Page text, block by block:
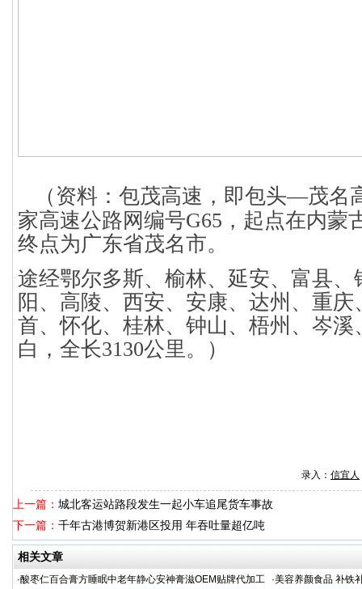
（资料： 包茂高速，即包头—茂名
家高速公路网编号G65，起点在内蒙
终点为广东省茂名市。
途经鄂尔多斯、榆林、延安、富县、
阳、高陵、西安、安康、达州、重
首、怀化、桂林、钟山、梧州、岑溪
白，全长3130公里。）
录入： 信宜人
上一篇： 城北客运站路段发生一起小车追尾货车事故
下一篇： 千年古港博贺新港区投用 年吞吐量超亿吨
相关文章
·酸枣仁百合膏方睡眠中老年静心安神膏滋OEM贴牌代加工
·美容养颜食品 补铁